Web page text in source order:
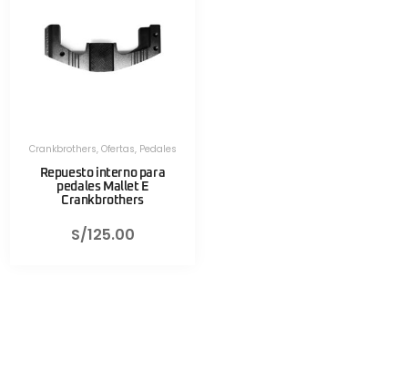
Crankbrothers, Ofertas, Pedales
Repuesto interno para
pedales Mallet E
Crankbrothers
S/125.00